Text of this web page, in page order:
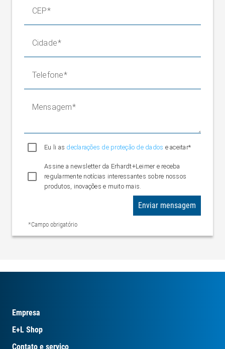
CEP
Cidade
Telefone
Mensagem
Eu li as declarações de proteção de dados e aceitar*
Assine a newsletter da Erhardt+Leimer e receba
regularmente notícias interessantes sobre nossos
produtos, inovações e muito mais.
*Campo obrigatório
Enviar mensagem
Empresa
E+L Shop
Contato e serviço